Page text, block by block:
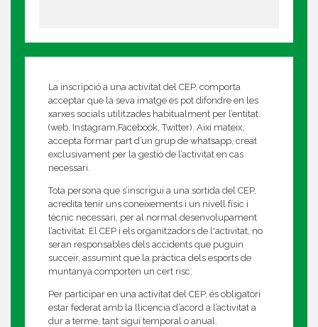
La inscripció a una activitat del CEP, comporta
acceptar que la seva imatge es pot difondre en les
xarxes socials utilitzades habitualment per l’entitat.
(web, Instagram,Facebook, Twitter). Així mateix,
accepta formar part d’un grup de whatsapp, creat
exclusivament per la gestió de l’activitat en cas
necessari.
Tota persona que s’inscrigui a una sortida del CEP,
acredita tenir uns coneixements i un nivell físic i
tècnic necessari, per al normal desenvolupament
l’activitat. El CEP i els organitzadors de l'activitat, no
seran responsables dels accidents que puguin
succeir, assumint que la pràctica dels esports de
muntanya comporten un cert risc.
Per participar en una activitat del CEP, és obligatori
estar federat amb la llicencia d’acord a l’activitat a
dur a terme, tant sigui temporal o anual.